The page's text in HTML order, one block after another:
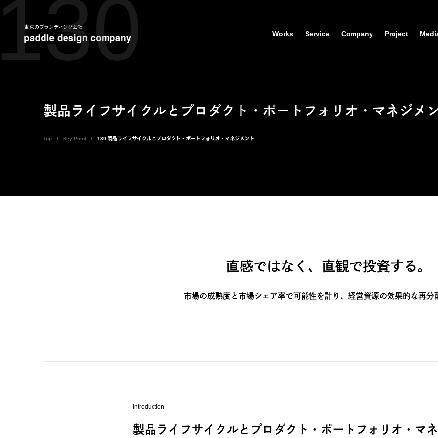
東京のブランディング会社
Works Service Company Project
製品ライフサイクルとプロダクト・ポートフォリオ・マネジメ
Top Key Point 130.製品ライフサイクルとプロダクト・ポートフォリオ・マネジメント
直感ではなく、直観で投資する。
市場の成熟度と市場シェア率で可能性を計り、経営資源の効果的な再分
Introduction
製品ライフサイクルとプロダクト・ポートフォリオ・マ